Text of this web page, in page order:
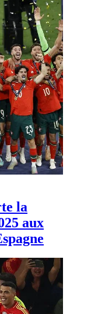
la
aux